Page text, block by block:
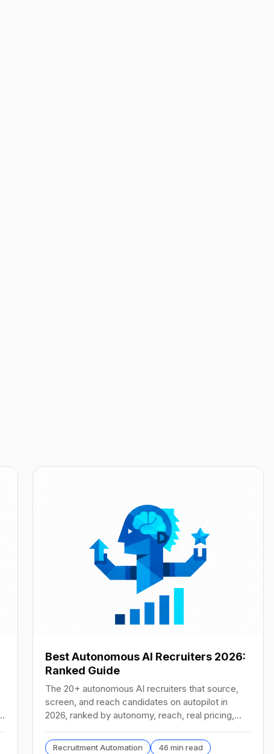
Best Autonomous AI Recruiters 2026:
Ranked Guide
The 20+ autonomous AI recruiters that source,
screen, and reach candidates on autopilot in
2026, ranked by autonomy, reach, real pricing,
Recruitment Automation 46 min read